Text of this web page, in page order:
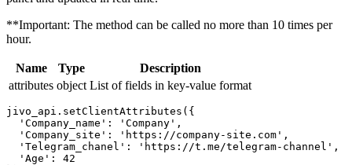
**Important: The method can be called no more than 10 times per
hour.
Name Type
Description
attributes object List of fields in key-value format
jivo_api.setClientAttributes({
  'Company_name': 'Company',
  'Company_site': 'https://company-site.com',
  'Telegram_chanel': 'https://t.me/telegram-channel',
  'Age': 42